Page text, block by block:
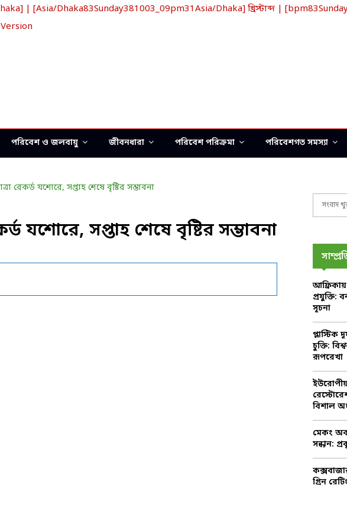
| [Asia/Dhaka83Sunday381003_09pm31Asia/Dhaka] খ্রিস্টাব্দ |
পরিবেশ ও জলবায়ু জীবনধারা পরিবেশ পরিক্রমা পরিবেশগত সমস্যা
যশোরে, সপ্তাহ শেষে বৃষ্টির সম্ভাবনা
o
r
:
আফ্রিকায়
প্রযুক্তি:
সূচনা
চুক্তি:
রূপরেখা
ইউরোপীয়
বিশাল
মেকং
সন্ধান:
গ্রিন